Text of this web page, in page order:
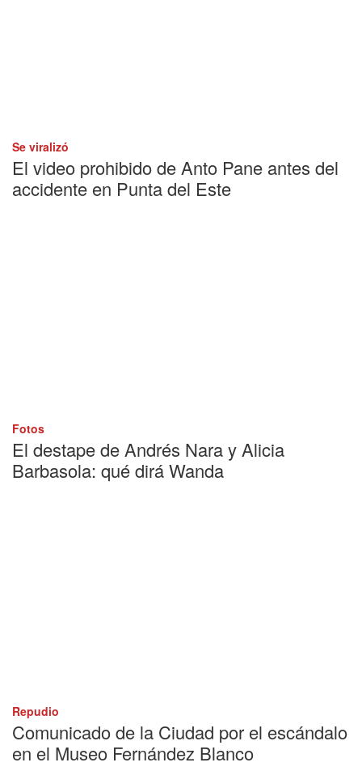
Se viralizó
El video prohibido de Anto Pane antes del
accidente en Punta del Este
Fotos
El destape de Andrés Nara y Alicia
Barbasola: qué dirá Wanda
Repudio
Comunicado de la Ciudad por el escándalo
en el Museo Fernández Blanco